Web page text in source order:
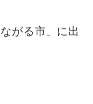
がる市」に出